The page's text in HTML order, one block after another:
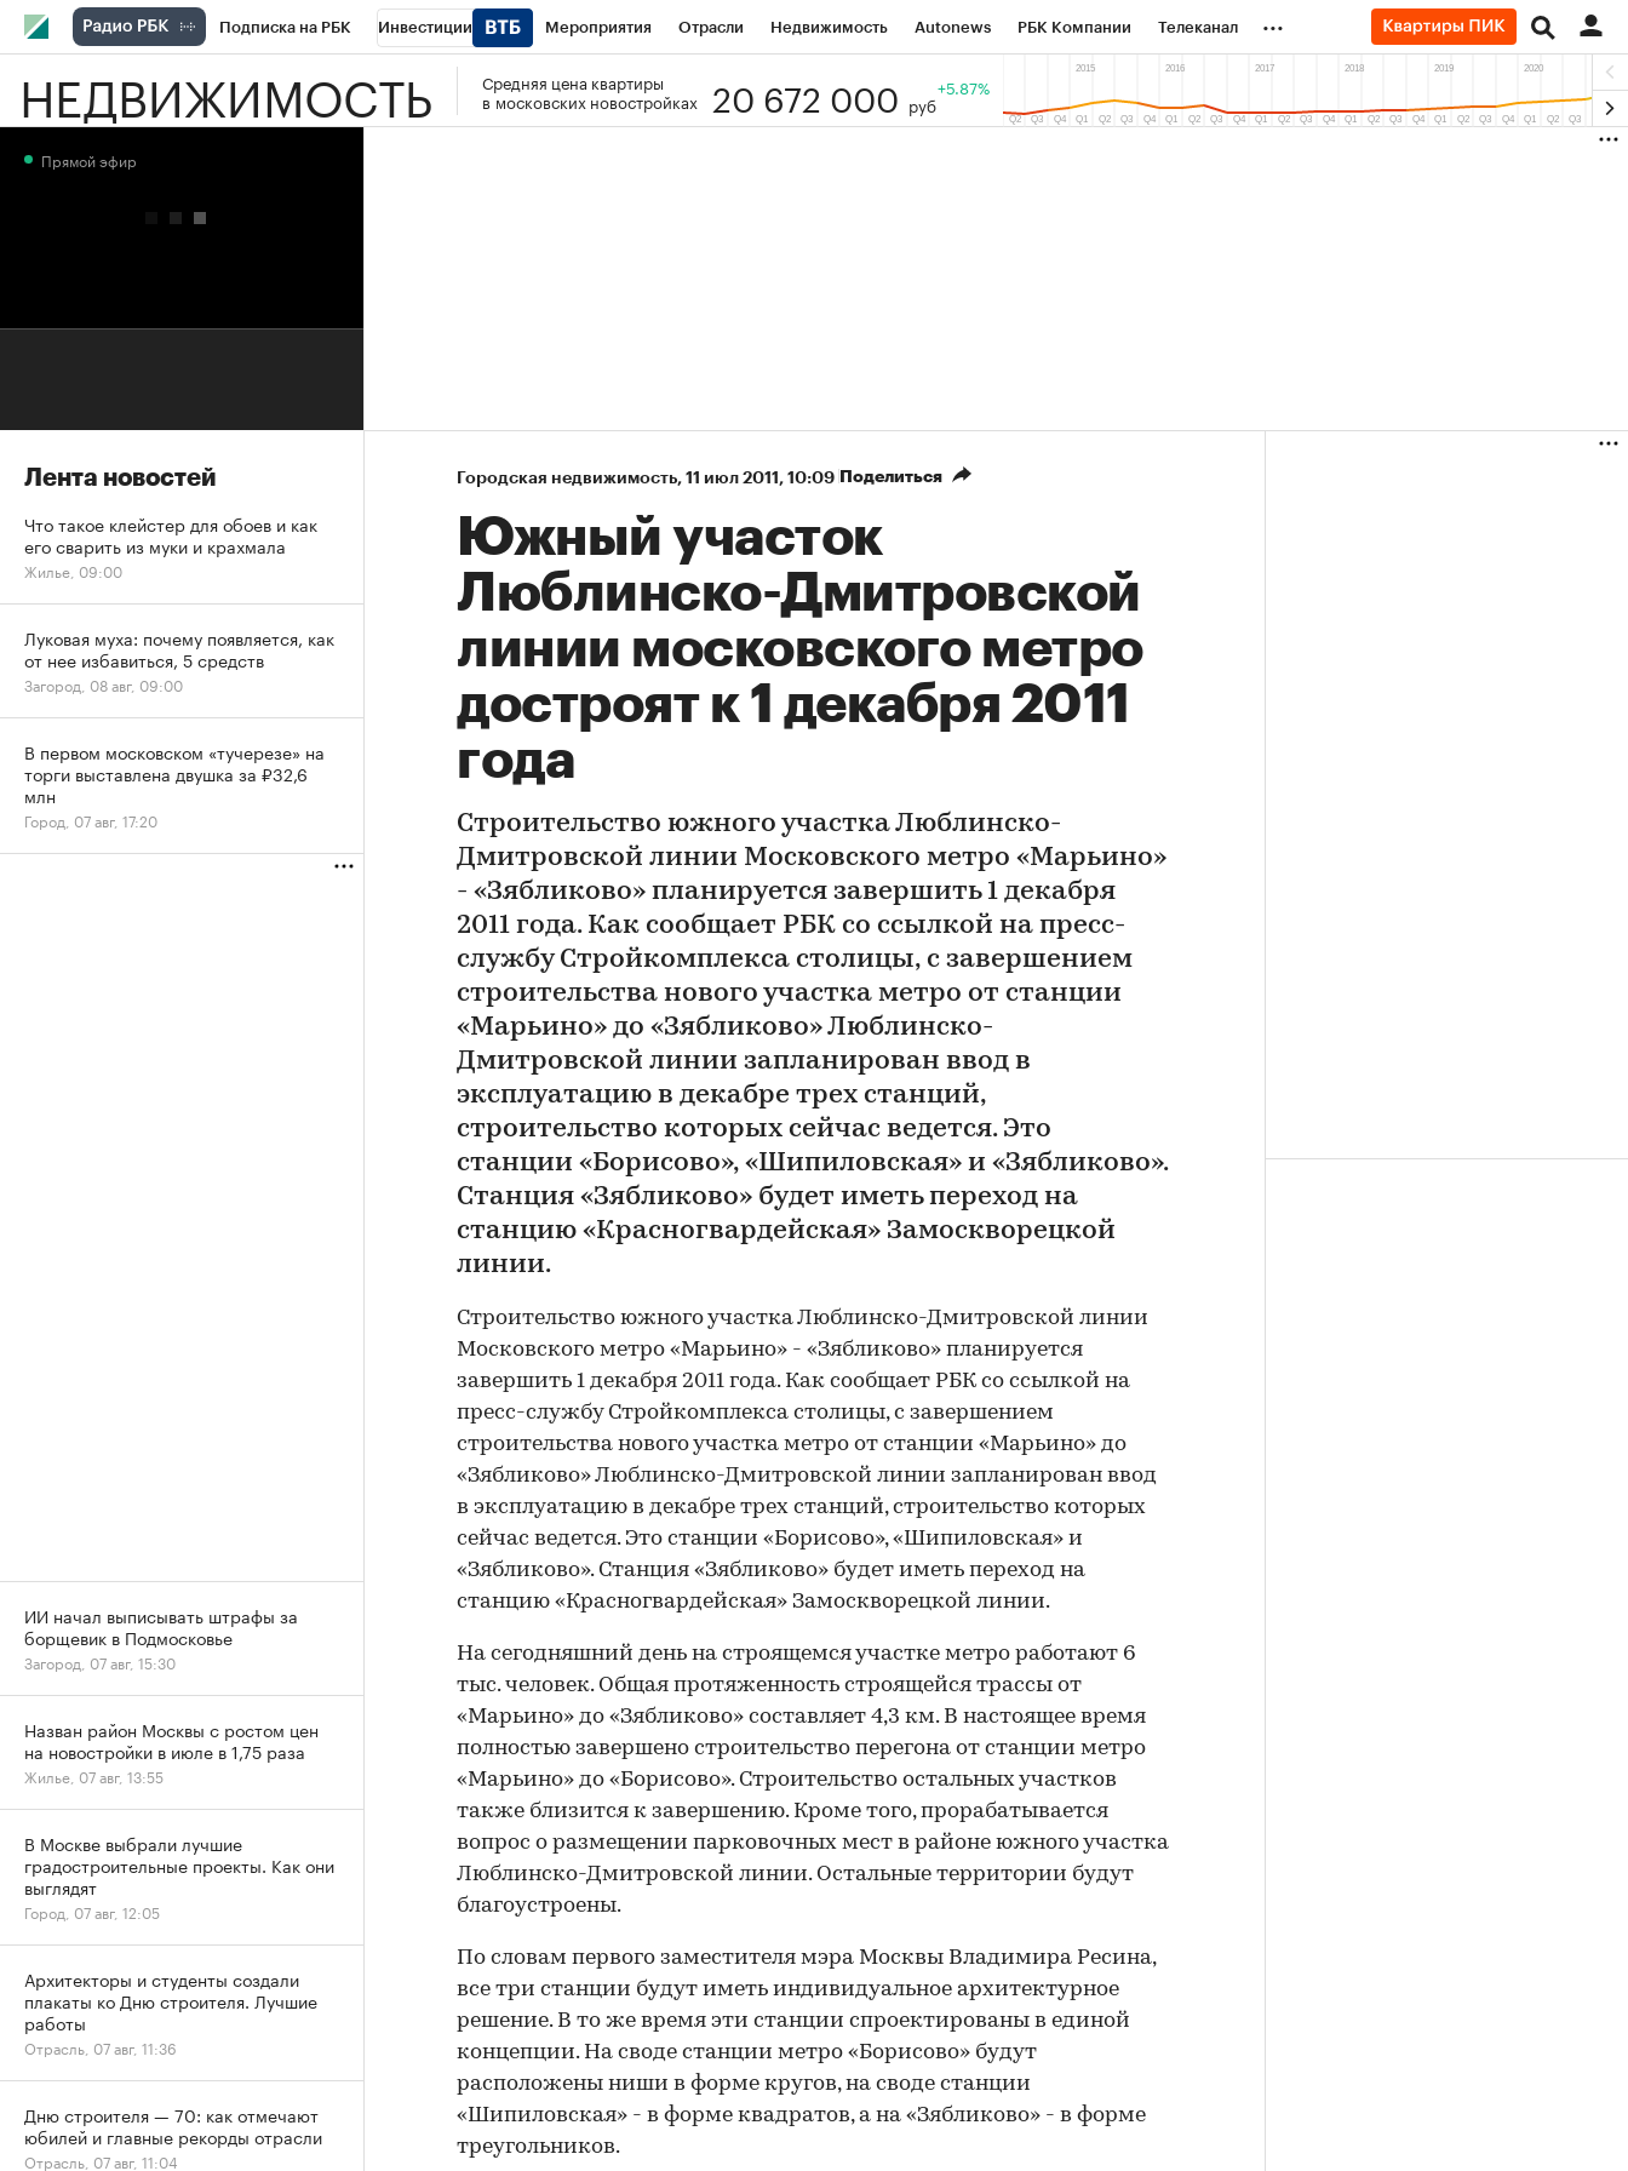
Подписка на РБК Инвестиции Мероприятия Отрасли Недвижимость Autonews РБК Компании Телеканал
РБК Вино Спорт Школа управления РБК РБК Образование Тренды
...
НЕДВИЖИМОСТЬ
Средняя цена квартиры
в московских новостройках
20 672 000 руб
+5.87%
Городская недвижимость⁠, 11 июл 2011, 10:09 Поделиться
Южный участок
Люблинско-Дмитровской
линии московского метро
достроят к 1 декабря 2011
года
Строительство южного участка Люблинско-
Дмитровской линии Московского метро «Марьино»
- «Зябликово» планируется завершить 1 декабря
2011 года. Как сообщает РБК со ссылкой на пресс-
службу Стройкомплекса столицы, с завершением
строительства нового участка метро от станции
«Марьино» до «Зябликово» Люблинско-
Дмитровской линии запланирован ввод в
эксплуатацию в декабре трех станций,
строительство которых сейчас ведется. Это
станции «Борисово», «Шипиловская» и «Зябликово».
Станция «Зябликово» будет иметь переход на
станцию «Красногвардейская» Замоскворецкой
линии.
Строительство южного участка Люблинско-Дмитровской линии
Московского метро «Марьино» - «Зябликово» планируется
завершить 1 декабря 2011 года. Как сообщает РБК со ссылкой на
пресс-службу Стройкомплекса столицы, с завершением
строительства нового участка метро от станции «Марьино» до
«Зябликово» Люблинско-Дмитровской линии запланирован ввод
в эксплуатацию в декабре трех станций, строительство которых
сейчас ведется. Это станции «Борисово», «Шипиловская» и
«Зябликово». Станция «Зябликово» будет иметь переход на
станцию «Красногвардейская» Замоскворецкой линии.
На сегодняшний день на строящемся участке метро работают 6
тыс. человек. Общая протяженность строящейся трассы от
«Марьино» до «Зябликово» составляет 4,3 км. В настоящее время
полностью завершено строительство перегона от станции метро
«Марьино» до «Борисово». Строительство остальных участков
также близится к завершению. Кроме того, прорабатывается
вопрос о размещении парковочных мест в районе южного участка
Люблинско-Дмитровской линии. Остальные территории будут
благоустроены.
По словам первого заместителя мэра Москвы Владимира Ресина,
все три станции будут иметь индивидуальное архитектурное
решение. В то же время эти станции спроектированы в единой
концепции. На своде станции метро «Борисово» будут
расположены ниши в форме кругов, на своде станции
«Шипиловская» - в форме квадратов, а на «Зябликово» - в форме
треугольников.
Прямой эфир
Лента новостей
Что такое клейстер для обоев и как
его сварить из муки и крахмала
Жилье, 09:00
Луковая муха: почему появляется, как
от нее избавиться, 5 средств
Загород, 08 авг, 09:00
В первом московском «тучерезе» на
торги выставлена двушка за ₽32,6
млн
Город, 07 авг, 17:20
ИИ начал выписывать штрафы за
борщевик в Подмосковье
Загород, 07 авг, 15:30
Назван район Москвы с ростом цен
на новостройки в июле в 1,75 раза
Жилье, 07 авг, 13:55
В Москве выбрали лучшие
градостроительные проекты. Как они
выглядят
Город, 07 авг, 12:05
Архитекторы и студенты создали
плакаты ко Дню строителя. Лучшие
работы
Отрасль, 07 авг, 11:36
Дню строителя — 70: как отмечают
юбилей и главные рекорды отрасли
Отрасль, 07 авг, 11:04